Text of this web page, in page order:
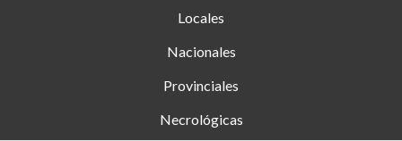
Locales
Nacionales
Provinciales
Necrológicas